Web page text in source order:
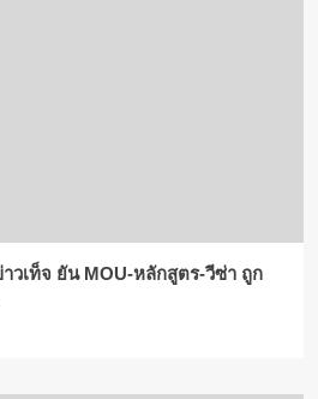
วเท็จ ยัน MOU-หลักสูตร-วีซ่า ถูก